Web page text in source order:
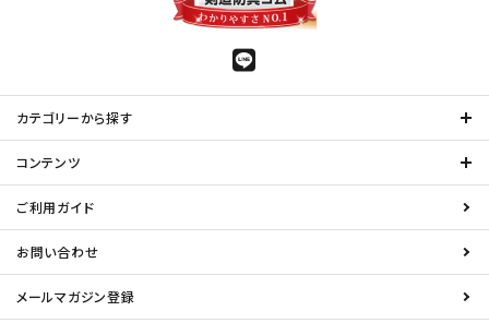
カテゴリーから探す
コンテンツ
ご利用ガイド
お問い合わせ
メールマガジン登録